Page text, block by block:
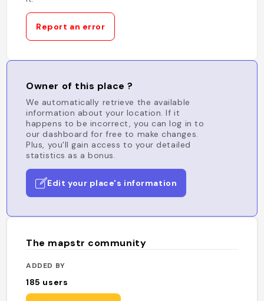
Report an error
Owner of this place ?
We automatically retrieve the available
information about your location. If it
happens to be incorrect, you can log in to
our dashboard for free to make changes.
Plus, you'll gain access to your detailed
statistics as a bonus.
Edit your place's information
The mapstr community
ADDED BY
185 users